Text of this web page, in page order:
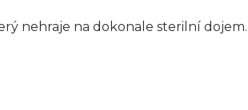
nehraje na dokonale sterilní dojem.